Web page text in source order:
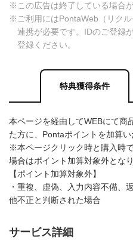
※この広告は終了している場合が
※ご利用にはPontaWeb（リク
連携が必要です。IDのご登録
登録ください。
特典獲得条件
本ページを経由してWEBにて商
た方に、Pontaポイントを加算い
※本ページクリック時と購入時
場合はポイント加算対象外とな
【ポイント加算対象外】
・重複、虚偽、入力内容不備、
他不正と判断された場合
サービス詳細